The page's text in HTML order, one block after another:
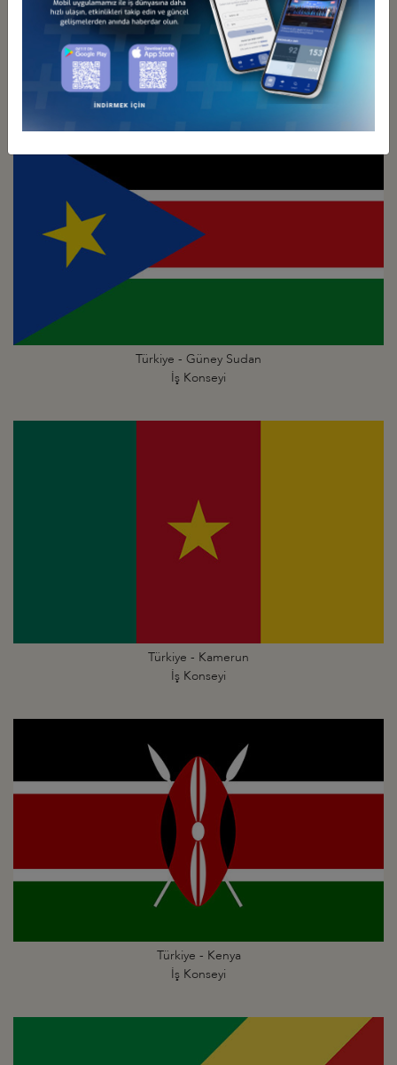
Türkiye - Güney Afrika
Türkiye - Güney Sudan
İş Konseyi
Türkiye - Kamerun
İş Konseyi
Türkiye - Kenya
İş Konseyi